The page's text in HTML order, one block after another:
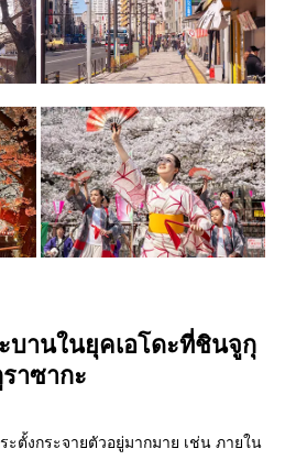
บานในยุคเอโดะที่ชินจูกุ
าซากะ
ตั้งกระจายตัวอยู่มากมาย เช่น ภายใน